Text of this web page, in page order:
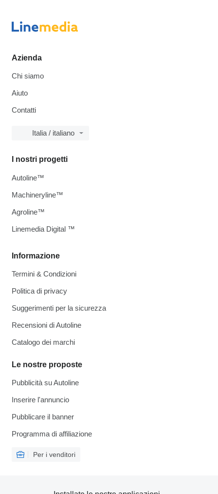
Azienda
Chi siamo
Aiuto
Contatti
Italia / italiano
Informazione
Termini & Condizioni
Politica di privacy
Suggerimenti per la sicurezza
Recensioni di Autoline
Catalogo dei marchi
Le nostre proposte
Pubblicità su Autoline
Inserire l'annuncio
Pubblicare il banner
Programma di affiliazione
Per i venditori
I nostri progetti
Autoline™
Machineryline™
Agroline™
Linemedia Digital ™